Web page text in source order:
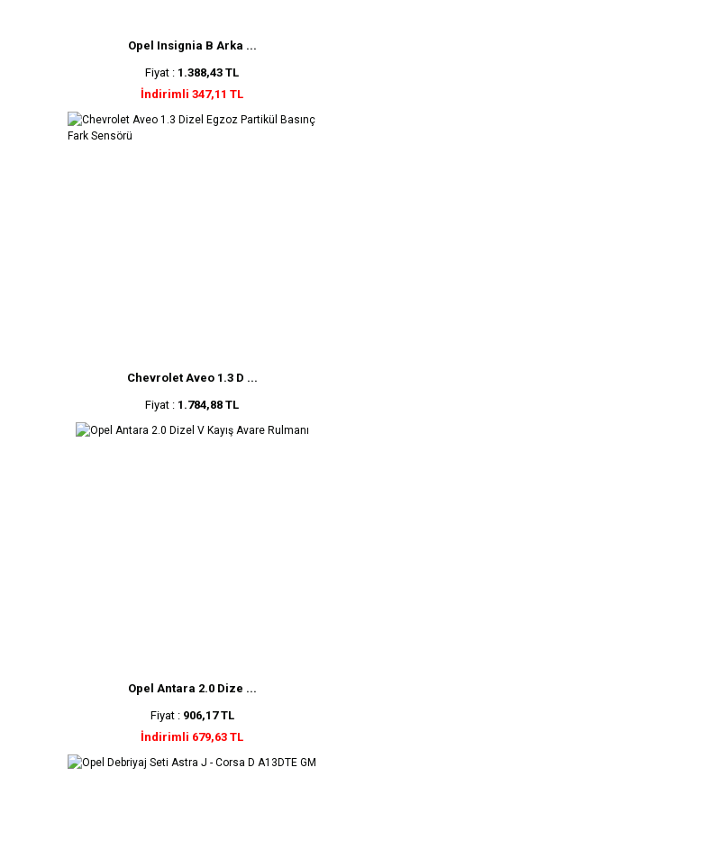
Opel Insignia B Arka ...
Fiyat : 1.388,43 TL
İndirimli 347,11 TL
Chevrolet Aveo 1.3 D ...
Fiyat : 1.784,88 TL
Opel Antara 2.0 Dize ...
Fiyat : 906,17 TL
İndirimli 679,63 TL